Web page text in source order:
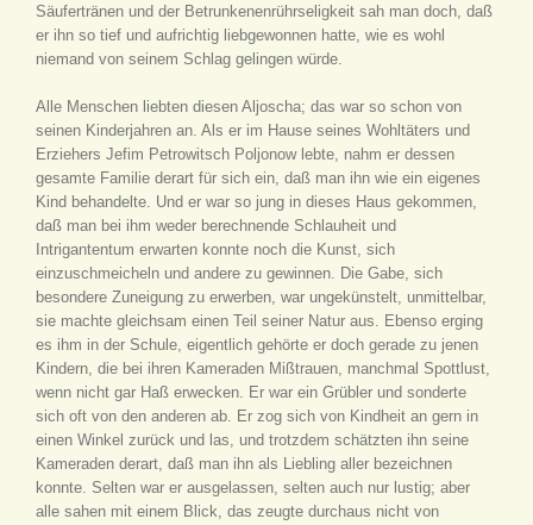
Säufertränen und der Betrunkenenrührseligkeit sah man doch, daß
er ihn so tief und aufrichtig liebgewonnen hatte, wie es wohl
niemand von seinem Schlag gelingen würde.
Alle Menschen liebten diesen Aljoscha; das war so schon von
seinen Kinderjahren an. Als er im Hause seines Wohltäters und
Erziehers Jefim Petrowitsch Poljonow lebte, nahm er dessen
gesamte Familie derart für sich ein, daß man ihn wie ein eigenes
Kind behandelte. Und er war so jung in dieses Haus gekommen,
daß man bei ihm weder berechnende Schlauheit und
Intrigantentum erwarten konnte noch die Kunst, sich
einzuschmeicheln und andere zu gewinnen. Die Gabe, sich
besondere Zuneigung zu erwerben, war ungekünstelt, unmittelbar,
sie machte gleichsam einen Teil seiner Natur aus. Ebenso erging
es ihm in der Schule, eigentlich gehörte er doch gerade zu jenen
Kindern, die bei ihren Kameraden Mißtrauen, manchmal Spottlust,
wenn nicht gar Haß erwecken. Er war ein Grübler und sonderte
sich oft von den anderen ab. Er zog sich von Kindheit an gern in
einen Winkel zurück und las, und trotzdem schätzten ihn seine
Kameraden derart, daß man ihn als Liebling aller bezeichnen
konnte. Selten war er ausgelassen, selten auch nur lustig; aber
alle sahen mit einem Blick, das zeugte durchaus nicht von